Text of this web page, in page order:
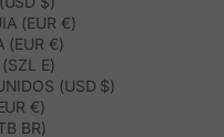
(EUR €)
(EUR €)
E)
(USD $)
€)
BR)